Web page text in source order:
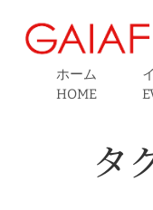
ホーム
HOME
タ